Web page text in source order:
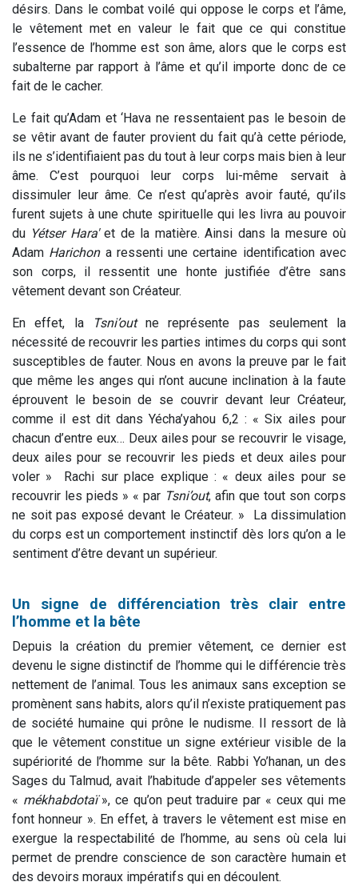
désirs. Dans le combat voilé qui oppose le corps et l’âme,
le vêtement met en valeur le fait que ce qui constitue
l’essence de l’homme est son âme, alors que le corps est
subalterne par rapport à l’âme et qu’il importe donc de ce
fait de le cacher.
Le fait qu’Adam et ‘Hava ne ressentaient pas le besoin de
se vêtir avant de fauter provient du fait qu’à cette période,
ils ne s’identifiaient pas du tout à leur corps mais bien à leur
âme. C’est pourquoi leur corps lui-même servait à
dissimuler leur âme. Ce n’est qu’après avoir fauté, qu’ils
furent sujets à une chute spirituelle qui les livra au pouvoir
du Yétser Hara'et de la matière. Ainsi dans la mesure où
Adam Harichona ressenti une certaine identification avec
son corps, il ressentit une honte justifiée d’être sans
vêtement devant son Créateur.
En effet, la Tsni’outne représente pas seulement la
nécessité de recouvrir les parties intimes du corps qui sont
susceptibles de fauter. Nous en avons la preuve par le fait
que même les anges qui n’ont aucune inclination à la faute
éprouvent le besoin de se couvrir devant leur Créateur,
comme il est dit dans Yécha’yahou 6,2 : « Six ailes pour
chacun d’entre eux… Deux ailes pour se recouvrir le visage,
deux ailes pour se recouvrir les pieds et deux ailes pour
voler » Rachi sur place explique : « deux ailes pour se
recouvrir les pieds » « par Tsni’out, afin que tout son corps
ne soit pas exposé devant le Créateur. » La dissimulation
du corps est un comportement instinctif dès lors qu’on a le
sentiment d’être devant un supérieur.
Un signe de différenciation très clair entre
l’homme et la bête
Depuis la création du premier vêtement, ce dernier est
devenu le signe distinctif de l’homme qui le différencie très
nettement de l’animal. Tous les animaux sans exception se
promènent sans habits, alors qu’il n’existe pratiquement pas
de société humaine qui prône le nudisme. Il ressort de là
que le vêtement constitue un signe extérieur visible de la
supériorité de l’homme sur la bête. Rabbi Yo’hanan, un des
Sages du Talmud, avait l’habitude d’appeler ses vêtements
« mékhabdotaï», ce qu’on peut traduire par « ceux qui me
font honneur ». En effet, à travers le vêtement est mise en
exergue la respectabilité de l’homme, au sens où cela lui
permet de prendre conscience de son caractère humain et
des devoirs moraux impératifs qui en découlent.